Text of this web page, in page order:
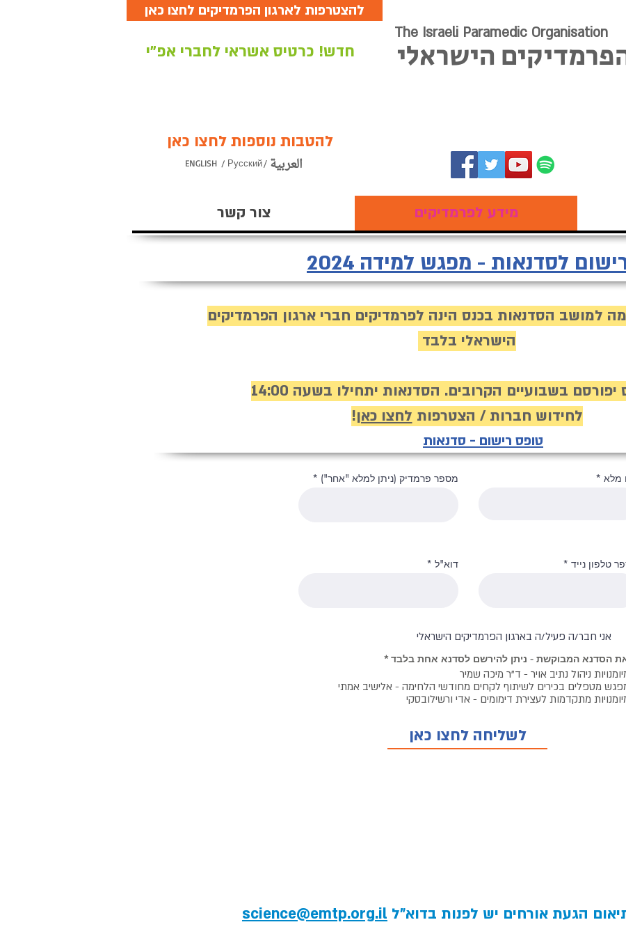
להצטרפות לארגון הפרמדיקים לחצו כאן
הישראלי
The Israeli Paramedic Organisation
חדש! כרטיס אשראי לחברי אפ"י
להטבות נוספות לחצו כאן
ENGLISH / Русский / العربية
צור קשר מידע לפרמדיקים
לסדנאות - מפגש למידה 2024
למושב הסדנאות בכנס הינה לפרמדיקים חברי ארגון הפרמדיקים
הישראלי בלבד
יפורסם בשבועיים הקרובים. הסדנאות יתחילו בשעה 14:00
לחידוש חברות / הצטרפות לחצו כאן!
מספר פרמדיק (ניתן למלא "אחר") מלא
דוא"ל טלפון נייד
אני חבר/ה פעיל/ה בארגון הפרמדיקים הישראלי
הסדנא המבוקשת - ניתן להירשם לסדנא אחת בלבד *
ניהול נתיב אויר - ד"ר מיכה שמיר
מטפלים בכירים לשיתוף לקחים מחודשי הלחימה - אלישיב אמתי
מתקדמות לעצירת דימומים - אדי ורשילובסקי
לשליחה לחצו כאן
טופס רישום - סדנאות
הגעת אורחים יש לפנות בדוא"ל science@emtp.org.il